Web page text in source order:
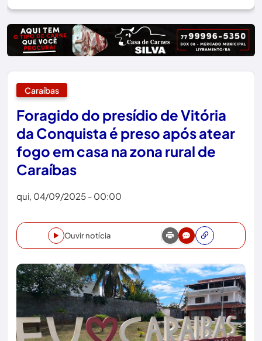
Caraíbas
Foragido do presídio de Vitória
da Conquista é preso após atear
fogo em casa na zona rural de
Caraíbas
qui, 04/09/2025 - 00:00
Ouvir notícia